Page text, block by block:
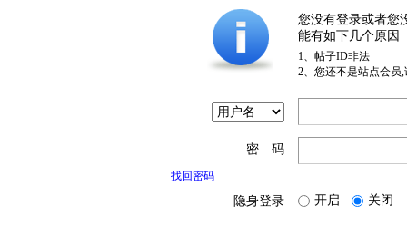
您没有登录或者您
能有如下几个原因
1、帖子ID非法
2、您还不是站点会员
密 码
找回密码
隐身登录 开启 关闭